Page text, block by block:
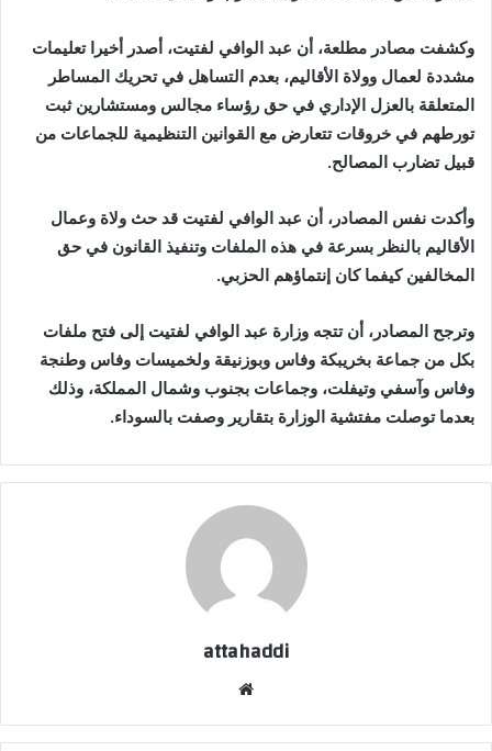
وكشفت مصادر مطلعة، أن عبد الوافي لفتيت، أصدر أخيرا تعليمات
مشددة لعمال وولاة الأقاليم، بعدم التساهل في تحريك المساطر
المتعلقة بالعزل الإداري في حق رؤساء مجالس ومستشارين ثبت
تورطهم في خروقات تتعارض مع القوانين التنظيمية للجماعات من
قبيل تضارب المصالح.
وأكدت نفس المصادر، أن عبد الوافي لفتيت قد حث ولاة وعمال
الأقاليم بالنظر بسرعة في هذه الملفات وتنفيذ القانون في حق
المخالفين كيفما كان إنتماؤهم الحزبي.
وترجح المصادر، أن تتجه وزارة عبد الوافي لفتيت إلى فتح ملفات
بكل من جماعة بخريبكة وفاس وبوزنيقة ولخميسات وفاس وطنجة
وفاس وآسفي وتيفلت، وجماعات بجنوب وشمال المملكة، وذلك
بعدما توصلت مفتشية الوزارة بتقارير وصفت بالسوداء.
attahaddi